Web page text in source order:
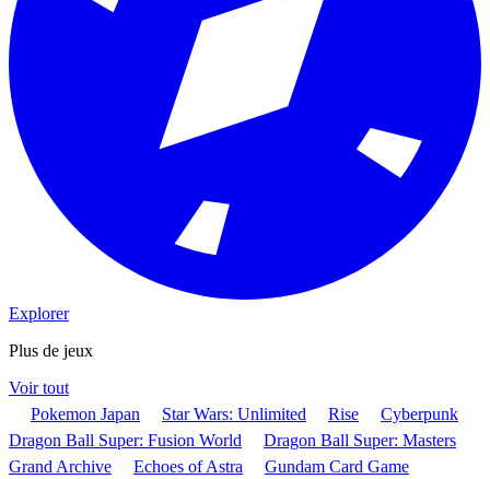
Explorer
Plus de jeux
Voir tout
Pokemon Japan
Star Wars: Unlimited Rise
Cyberpunk
Dragon Ball Super: Fusion World
Dragon Ball Super: Masters
Grand Archive
Echoes of Astra
Gundam Card Game